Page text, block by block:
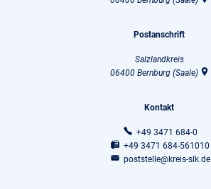
Postanschrift
Salzlandkreis
06400 Bernburg (Saale)
Kontakt
+49 3471 684-0
+49 3471 684-561010
poststelle@kreis-slk.de